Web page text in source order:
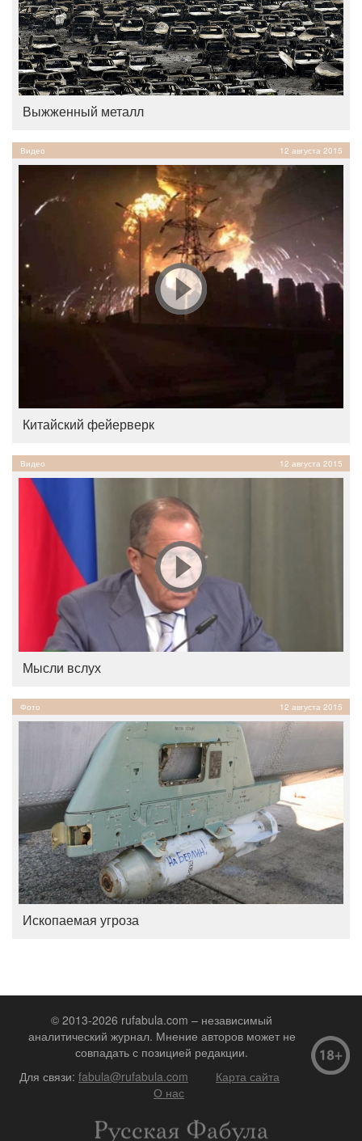
Выжженный металл
Видео 12 августа 2015
Китайский фейерверк
Видео 12 августа 2015
Мысли вслух
Фото 12 августа 2015
Ископаемая угроза
© 2013-2026 rufabula.com – независимый
аналитический журнал. Мнение авторов может не
совпадать с позицией редакции.
Для связи: fabula@rufabula.com
Карта сайта
О нас